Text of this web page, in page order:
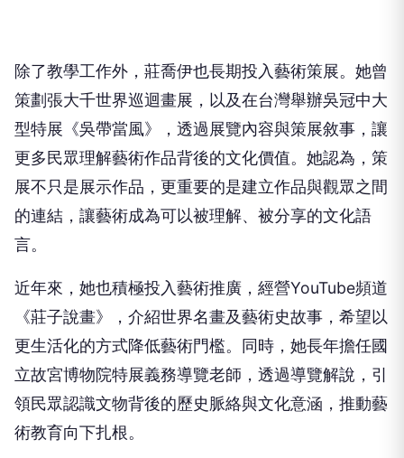
除了教學工作外，莊喬伊也長期投入藝術策展。她曾
策劃張大千世界巡迴畫展，以及在台灣舉辦吳冠中大
型特展《吳帶當風》，透過展覽內容與策展敘事，讓
更多民眾理解藝術作品背後的文化價值。她認為，策
展不只是展示作品，更重要的是建立作品與觀眾之間
的連結，讓藝術成為可以被理解、被分享的文化語
言。
近年來，她也積極投入藝術推廣，經營YouTube頻道
《莊子說畫》，介紹世界名畫及藝術史故事，希望以
更生活化的方式降低藝術門檻。同時，她長年擔任國
立故宮博物院特展義務導覽老師，透過導覽解說，引
領民眾認識文物背後的歷史脈絡與文化意涵，推動藝
術教育向下扎根。